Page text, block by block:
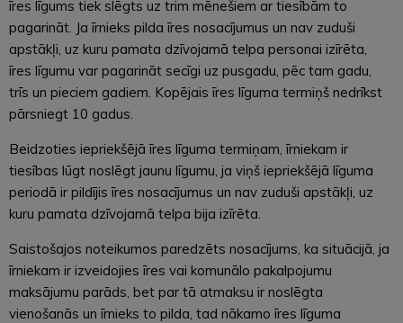
īres līgums tiek slēgts uz trim mēnešiem ar tiesībām to
pagarināt. Ja īrnieks pilda īres nosacījumus un nav zuduši
apstākļi, uz kuru pamata dzīvojamā telpa personai izīrēta,
īres līgumu var pagarināt secīgi uz pusgadu, pēc tam gadu,
trīs un pieciem gadiem. Kopējais īres līguma termiņš nedrīkst
pārsniegt 10 gadus.
Beidzoties iepriekšējā īres līguma termiņam, īrniekam ir
tiesības lūgt noslēgt jaunu līgumu, ja viņš iepriekšējā līguma
periodā ir pildījis īres nosacījumus un nav zuduši apstākļi, uz
kuru pamata dzīvojamā telpa bija izīrēta.
Saistošajos noteikumos paredzēts nosacījums, ka situācijā, ja
īrniekam ir izveidojies īres vai komunālo pakalpojumu
maksājumu parāds, bet par tā atmaksu ir noslēgta
vienošanās un īrnieks to pilda, tad nākamo īres līguma